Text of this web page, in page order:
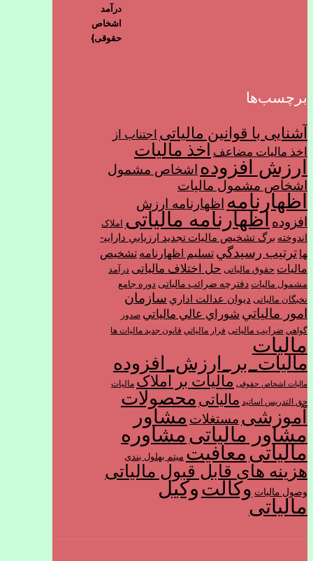
برچسب‌ها
آشنایی با قوانین مالیاتی اجتناب از
اخذ ماليات مضاعف اخذ مالیات
ارزش افزوده اشخاص مشمول
اشخاص مشمول ماليات
اظهارنامهاظهارنامه ارزش
افزوده اظهارنامه مالیاتی املاک
اندوخته برگ تشخیص مالیاتتجديد ارزيابي دارايي­
ها ترتیب رسيدگي تسليم اظهارنامه تشخیص
مالیات حقوق مالیاتی حل اختلاف مالیاتی درآمد
مشمول ماليات دفترچه ضرائب مالیاتی دوره جامع
نخبگان مالیاتی ديوان عدالت اداري سازمان
امور مالياتي شوراي عالي مالياتي صدور
گواهي ضرایب مالیاتی فرار مالياتي قانون جدید مالیات ها
مالیات
مالیات_بر_ارزش_افزوده
مالیات اشخاص حقوقی مالیات بر املاک مالیات
حق التدریس اساتید مالیاتی محصولات
آموزشی مستغلات مشاور
مشاور مالیاتیمشاوره
مالیاتیمعافیت میثم بهلول بندی
هزینه های قابل قبول مالیاتی
وصول مالیات وکالتوکیل
مالیاتی